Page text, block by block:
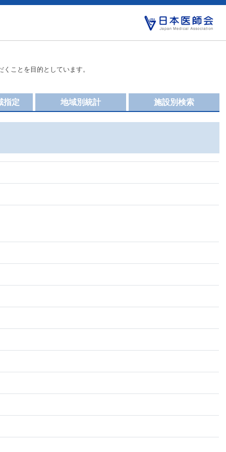
ことを目的としています。
施設別検索
地域別統計
指定